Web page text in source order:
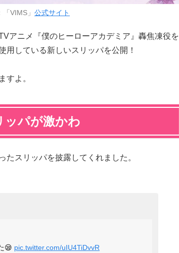
「VIMS」 公式サイト
アニメ『僕のヒーローアカデミア』轟焦凍役を
用している新しいスリッパを公開！
すよ。
ッパが激かわ
スリッパを披露してくれました。
😪 pic.twitter.com/uIU4TiDvvR